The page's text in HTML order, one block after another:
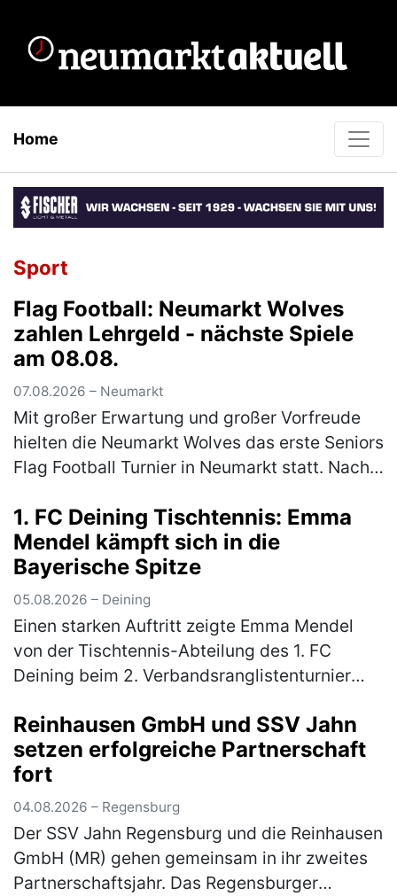
Home
Sport
Flag Football: Neumarkt Wolves
zahlen Lehrgeld - nächste Spiele
am 08.08.
07.08.2026 – Neumarkt
Mit großer Erwartung und großer Vorfreude
hielten die Neumarkt Wolves das erste Seniors
Flag Football Turnier in Neumarkt statt. Nach
Football in Neumarkt. …(mehr)
1. FC Deining Tischtennis: Emma
Mendel kämpft sich in die
Bayerische Spitze
05.08.2026 – Deining
Einen starken Auftritt zeigte Emma Mendel
von der Tischtennis-Abteilung des 1. FC
Deining beim 2. Verbandsranglistenturnier
das hochkarätig besetzte Turnier…(mehr)
Reinhausen GmbH und SSV Jahn
setzen erfolgreiche Partnerschaft
fort
04.08.2026 – Regensburg
Der SSV Jahn Regensburg und die Reinhausen
GmbH (MR) gehen gemeinsam in ihr zweites
Partnerschaftsjahr. Das Regensburger